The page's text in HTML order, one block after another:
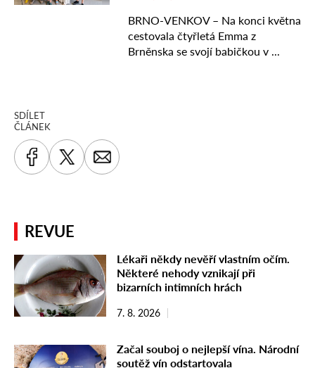
SDÍLET
ČLÁNEK
REVUE
Lékaři někdy nevěří vlastním očím.
Některé nehody vznikají při
bizarních intimních hrách
7. 8. 2026
Začal souboj o nejlepší vína. Národní
soutěž vín odstartovala